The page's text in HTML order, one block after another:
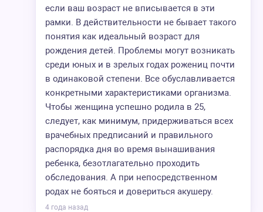
если ваш возраст не вписывается в эти
рамки. В действительности не бывает такого
понятия как идеальный возраст для
рождения детей. Проблемы могут возникать
среди юных и в зрелых годах рожениц почти
в одинаковой степени. Все обуславливается
конкретными характеристиками организма.
Чтобы женщина успешно родила в 25,
следует, как минимум, придерживаться всех
врачебных предписаний и правильного
распорядка дня во время вынашивания
ребенка, безотлагательно проходить
обследования. А при непосредственном
родах не бояться и довериться акушеру.
4 года назад